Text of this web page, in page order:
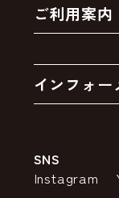
クーポン
卸販売・大量
アウトレット
ご利用案内
お支払いについ
インフォー
特定商取引法の
SNS
Instagram